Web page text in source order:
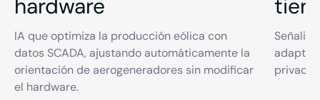
hardware
IA que optimiza la producción eólica con
datos SCADA, ajustando automáticamente la
orientación de aerogeneradores sin modificar
el hardware.
adapta